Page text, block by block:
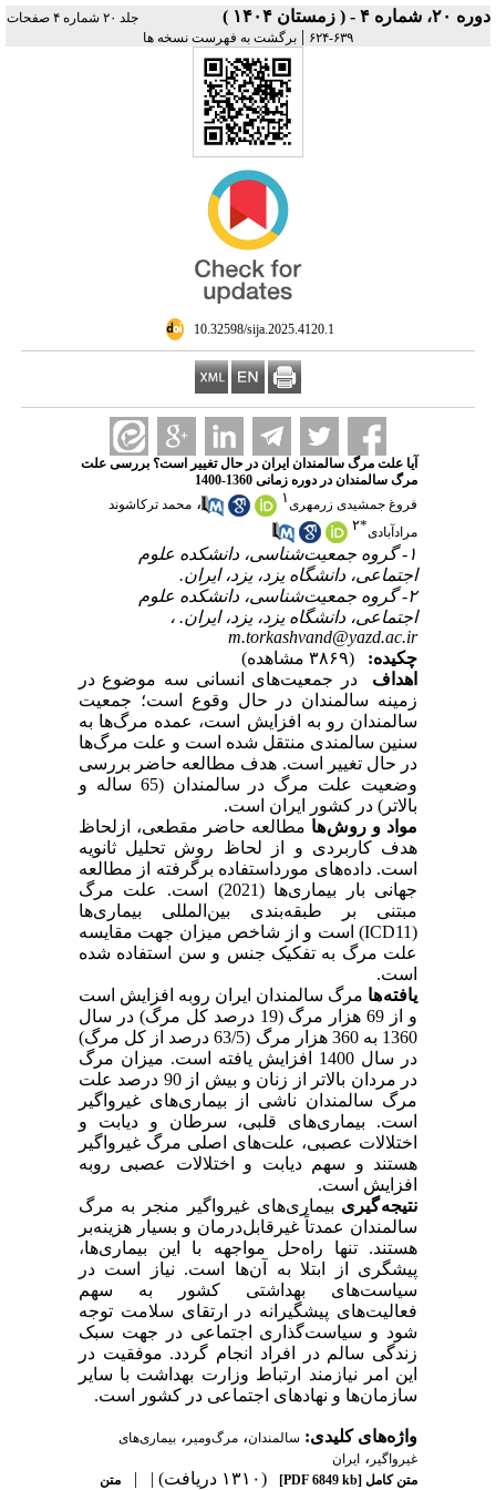
دوره ۲۰، شماره ۴ - ( زمستان ۱۴۰۴ )
جلد ۲۰ شماره ۴ صفحات
۶۳۹-۶۲۴
| برگشت به فهرست نسخه ها
‎ 10.32598/sija.2025.4120.1
آیا علت مرگ سالمندان ایران در حال تغییر است؟ بررسی علت
مرگ سالمندان در دوره زمانی 1360-1400
فروغ جمشیدی زرمهری۱ ، محمد ترکاشوند
مرادآبادی*۲
۱- گروه جمعیت‌شناسی، دانشکده علوم
اجتماعی، دانشگاه یزد، یزد، ایران.
۲- گروه جمعیت‌شناسی، دانشکده علوم
اجتماعی، دانشگاه یزد، یزد، ایران. ،
m.torkashvand@yazd.ac.ir
چکیده:
(۳۸۶۹ مشاهده)
اهداف در جمعیت‌های انسانی سه موضوع در
زمینه سالمندان در حال وقوع است؛ جمعیت
سالمندان رو به افزایش است، عمده مرگ‌ها به
سنین سالمندی منتقل شده است و علت مرگ‌ها
در حال تغییر است. هدف مطالعه حاضر بررسی
وضعیت علت مرگ در سالمندان (65 ساله و
بالاتر) در کشور ایران است.
مواد و روش ها مطالعه حاضر مقطعی، ازلحاظ
هدف کاربردی و از لحاظ روش تحلیل ثانویه
است. داده‌های مورداستفاده برگرفته از مطالعه
جهانی بار بیماری‌ها (2021) است. علت مرگ
مبتنی بر طبقه‌بندی بین‌المللی بیماری‌ها
(ICD11) است و از شاخص میزان جهت مقایسه
علت مرگ به تفکیک جنس و سن استفاده شده
است.
یافته ها مرگ سالمندان ایران روبه افزایش است
و از 69 هزار مرگ (19 درصد کل مرگ) در سال
1360 به 360 هزار مرگ (63/5 درصد از کل مرگ)
در سال 1400 افزایش یافته است. میزان مرگ
در مردان بالاتر از زنان و بیش از 90 درصد علت
مرگ سالمندان ناشی از بیماری‌های غیرواگیر
است. بیماری‌های قلبی، سرطان و دیابت و
اختلالات عصبی، علت‌های اصلی مرگ غیرواگیر
هستند و سهم دیابت و اختلالات عصبی روبه
افزایش است.
نتیجه گیری بیماری‌های غیرواگیر منجر به مرگ
سالمندان عمدتاً غیرقابل‌درمان و بسیار هزینه‌بر
هستند. تنها راه‌حل مواجهه با این بیماری‌ها،
پیشگری از ابتلا به آن‌ها است. نیاز است در
سیاست‌های بهداشتی کشور به سهم
فعالیت‌های پیشگیرانه در ارتقای سلامت توجه
شود و سیاست‌گذاری اجتماعی در جهت سبک
زندگی سالم در افراد انجام گردد. موفقیت در
این امر نیازمند ارتباط وزارت بهداشت با سایر
سازمان‌ها و نهادهای اجتماعی در کشور است.
واژه‌های کلیدی: سالمندان، مرگ‌و‌میر ، بیماری‌های
غیرواگیر ، ایران
متن کامل[PDF 6849 kb] (۱۳۱۰ دریافت) | | متن